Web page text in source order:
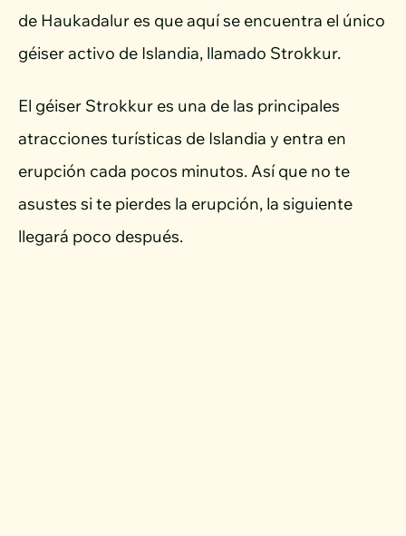
de Haukadalur es que aquí se encuentra el único
géiser activo de Islandia, llamado Strokkur.
El géiser Strokkur es una de las principales
atracciones turísticas de Islandia y entra en
erupción cada pocos minutos. Así que no te
asustes si te pierdes la erupción, la siguiente
llegará poco después.